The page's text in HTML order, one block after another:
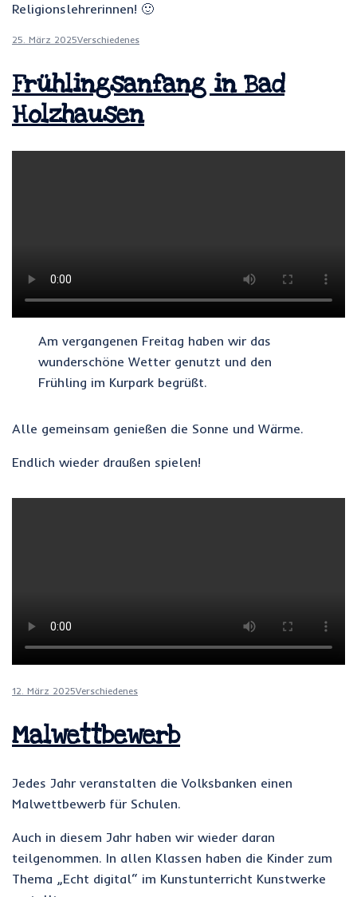
Religionslehrerinnen! 🙂
25. März 2025Verschiedenes
Frühlingsanfang in Bad
Holzhausen
Am vergangenen Freitag haben wir das
wunderschöne Wetter genutzt und den
Frühling im Kurpark begrüßt.
Alle gemeinsam genießen die Sonne und Wärme.
Endlich wieder draußen spielen!
12. März 2025Verschiedenes
Malwettbewerb
Jedes Jahr veranstalten die Volksbanken einen
Malwettbewerb für Schulen.
Auch in diesem Jahr haben wir wieder daran
teilgenommen. In allen Klassen haben die Kinder zum
Thema „Echt digital“ im Kunstunterricht Kunstwerke